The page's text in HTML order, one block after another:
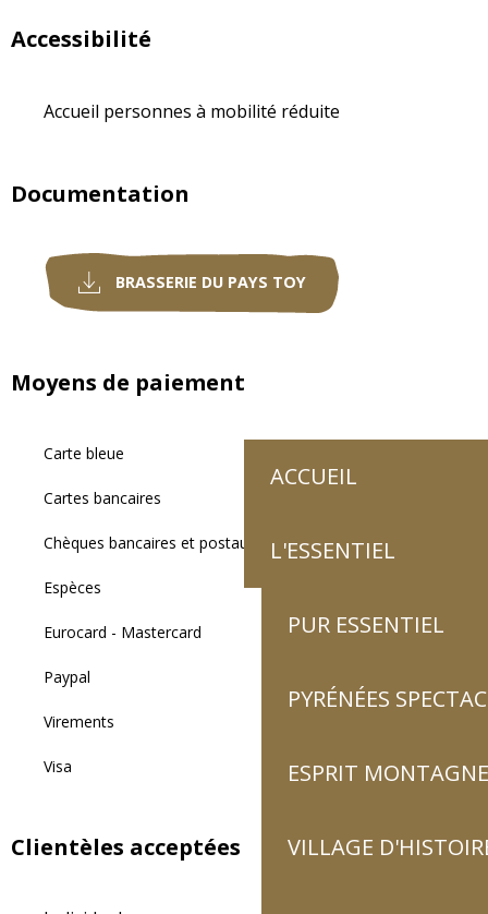
ACCUEIL
L'ESSENTIEL
PUR ESSENTIEL
PYRÉNÉES
ESPRIT MONTAGNE
VILLAGE
Accessibilité
Accueil personnes à mobilité réduite
Documentation
BRASSERIE DU PAYS TOY
Moyens de paiement
Carte bleue
Cartes bancaires
Chèques bancaires et postaux
Espèces
Eurocard - Mastercard
Paypal
Virements
Visa
Clientèles acceptées